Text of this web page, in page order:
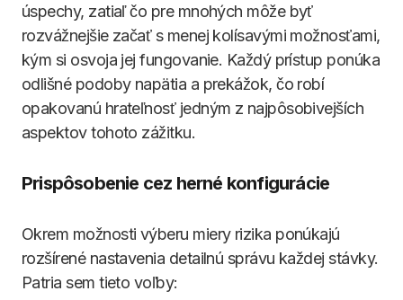
úspechy, zatiaľ čo pre mnohých môže byť
rozvážnejšie začať s menej kolísavými možnosťami,
kým si osvoja jej fungovanie. Každý prístup ponúka
odlišné podoby napätia a prekážok, čo robí
opakovanú hrateľnosť jedným z najpôsobivejších
aspektov tohoto zážitku.
Prispôsobenie cez herné konfigurácie
Okrem možnosti výberu miery rizika ponúkajú
rozšírené nastavenia detailnú správu každej stávky.
Patria sem tieto voľby: